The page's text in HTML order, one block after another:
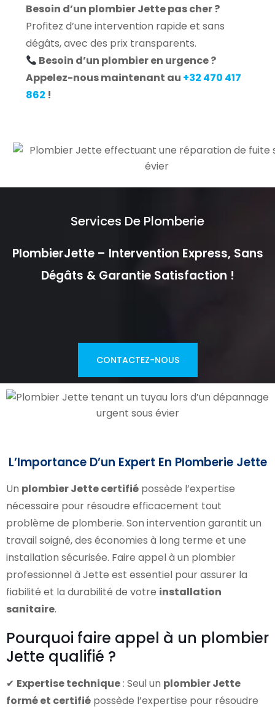
Besoin d’un plombier Jette pas cher ?
Profitez d’une intervention rapide et sans
dégâts, avec des prix transparents.
Besoin d’un plombier en urgence ?
Appelez-nous maintenant au +32 470 417
862 !
Services De Plomberie
PlombierJette – Intervention Express, Sans
Dégâts & Garantie Satisfaction !
CONTACTEZ-NOUS
L’Importance D’un Expert En Plomberie Jette
Un plombier Jette certifié possède l’expertise
nécessaire pour résoudre efficacement tout
problème de plomberie. Son intervention garantit un
travail soigné, des économies à long terme et une
installation sécurisée. Faire appel à un plombier
professionnel à Jette est essentiel pour assurer la
fiabilité et la durabilité de votre installation
sanitaire.
Pourquoi faire appel à un plombier
Jette qualifié ?
✔ Expertise technique: Seul un plombier Jette
formé et certifié possède l’expertise pour résoudre